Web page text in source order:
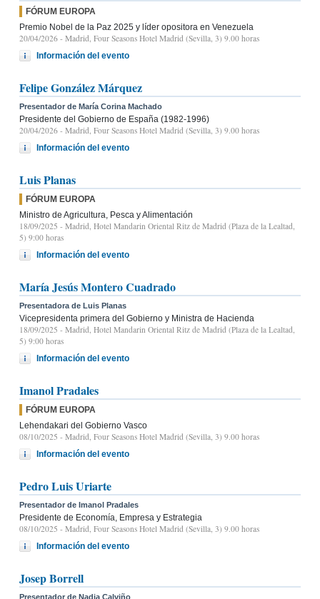
FÓRUM EUROPA
Premio Nobel de la Paz 2025 y líder opositora en Venezuela
20/04/2026 - Madrid, Four Seasons Hotel Madrid (Sevilla, 3) 9.00 horas
Información del evento
Felipe González Márquez
Presentador de María Corina Machado
Presidente del Gobierno de España (1982-1996)
20/04/2026 - Madrid, Four Seasons Hotel Madrid (Sevilla, 3) 9.00 horas
Información del evento
Luis Planas
FÓRUM EUROPA
Ministro de Agricultura, Pesca y Alimentación
18/09/2025 - Madrid, Hotel Mandarin Oriental Ritz de Madrid (Plaza de la Lealtad,
5) 9:00 horas
Información del evento
María Jesús Montero Cuadrado
Presentadora de Luis Planas
Vicepresidenta primera del Gobierno y Ministra de Hacienda
18/09/2025 - Madrid, Hotel Mandarin Oriental Ritz de Madrid (Plaza de la Lealtad,
5) 9:00 horas
Información del evento
Imanol Pradales
FÓRUM EUROPA
Lehendakari del Gobierno Vasco
08/10/2025 - Madrid, Four Seasons Hotel Madrid (Sevilla, 3) 9.00 horas
Información del evento
Pedro Luis Uriarte
Presentador de Imanol Pradales
Presidente de Economía, Empresa y Estrategia
08/10/2025 - Madrid, Four Seasons Hotel Madrid (Sevilla, 3) 9.00 horas
Información del evento
Josep Borrell
Presentador de Nadia Calviño